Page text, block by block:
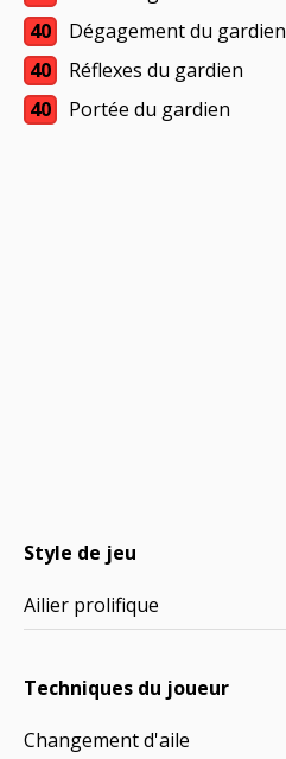
40
Dégagement du gardien
40
Réflexes du gardien
40
Portée du gardien
Style de jeu
Ailier prolifique
Techniques du joueur
Changement d'aile